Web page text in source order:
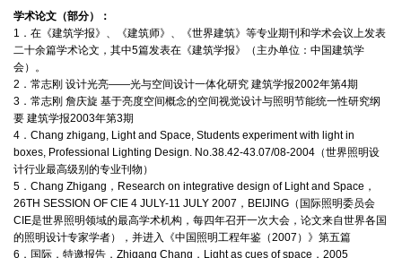
学术论文（部分）：
1．在《建筑学报》、《建筑师》、《世界建筑》等专业期刊和学术会议上发表
二十余篇学术论文，其中5篇发表在《建筑学报》（主办单位：中国建筑学
会）。
2．常志刚 设计光亮——光与空间设计一体化研究 建筑学报2002年第4期
3．常志刚 詹庆旋 基于亮度空间概念的空间视觉设计与照明节能统一性研究纲
要 建筑学报2003年第3期
4．Chang zhigang, Light and Space, Students experiment with light in
boxes, Professional Lighting Design. No.38.42-43.07/08-2004（世界照明设
计行业最高级别的专业刊物）
5．Chang Zhigang，Research on integrative design of Light and Space，
26TH SESSION OF CIE 4 JULY-11 JULY 2007，BEIJING（国际照明委员会
CIE是世界照明领域的最高学术机构，每四年召开一次大会，论文来自世界各国
的照明设计专家学者），并进入《中国照明工程年鉴（2007）》第五篇
6．国际，特邀报告，Zhigang Chang，Light as cues of space，2005